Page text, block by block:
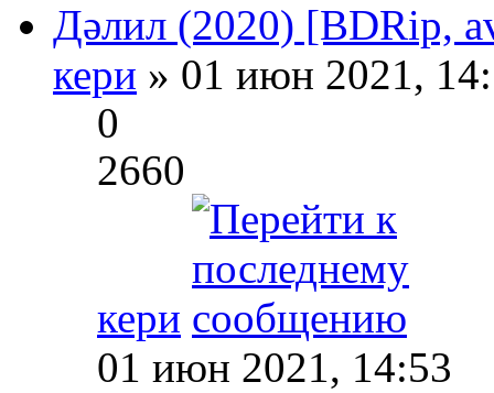
Дәлил (2020) [BDRip,
кери » 01 июн 2021,
0
2660
кери
01 июн 2021, 14:53